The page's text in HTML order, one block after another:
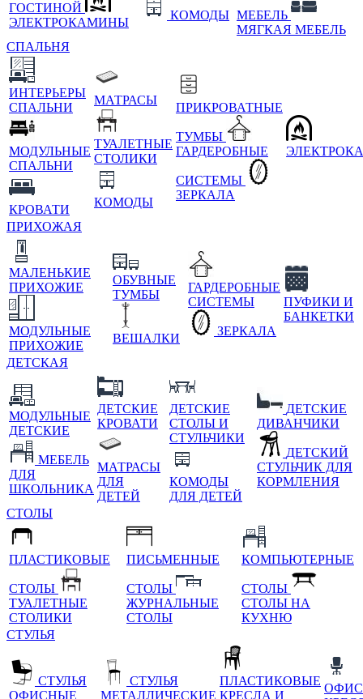
ГОСТИНОЙ
ЭЛЕКТРОКАМИНЫ
КОМОДЫ МЕБЕЛЬ
МЯГКАЯ МЕБЕЛЬ
СПАЛЬНЯ
ИНТЕРЬЕРЫ
СПАЛЬНИ
МОДУЛЬНЫЕ
СПАЛЬНИ
КРОВАТИ
МАТРАСЫ
ТУАЛЕТНЫЕ
СТОЛИКИ
КОМОДЫ
ПРИКРОВАТНЫЕ
ТУМБЫ
ГАРДЕРОБНЫЕ
СИСТЕМЫ
ЗЕРКАЛА
ПРИХОЖАЯ
МАЛЕНЬКИЕ
ПРИХОЖИЕ
МОДУЛЬНЫЕ
ПРИХОЖИЕ
ОБУВНЫЕ
ТУМБЫ
ВЕШАЛКИ
ГАРДЕРОБНЫЕ
СИСТЕМЫ
ЗЕРКАЛА
ПУФИКИ И
БАНКЕТКИ
ДЕТСКАЯ
МОДУЛЬНЫЕ
ДЕТСКИЕ
МЕБЕЛЬ
ДЛЯ
ШКОЛЬНИКА
ДЕТСКИЕ
КРОВАТИ
МАТРАСЫ
ДЛЯ
ДЕТЕЙ
ДЕТСКИЕ
СТОЛЫ И
СТУЛЬЧИКИ
КОМОДЫ
ДЛЯ ДЕТЕЙ
ДЕТСКИЕ
ДИВАНЧИКИ
ДЕТСКИЙ
СТУЛЬЧИК ДЛЯ
КОРМЛЕНИЯ
СТОЛЫ
ПЛАСТИКОВЫЕ
СТОЛЫ
ТУАЛЕТНЫЕ
СТОЛИКИ
ПИСЬМЕННЫЕ
СТОЛЫ
ЖУРНАЛЬНЫЕ
СТОЛЫ
КОМПЬЮТЕРНЫЕ
СТОЛЫ
СТОЛЫ НА
КУХНЮ
СТУЛЬЯ
СТУЛЬЯ
ОФИСНЫЕ
СТУЛЬЯ
МЕТАЛЛИЧЕСКИЕ
ПЛАСТИКОВЫЕ
КРЕСЛА И